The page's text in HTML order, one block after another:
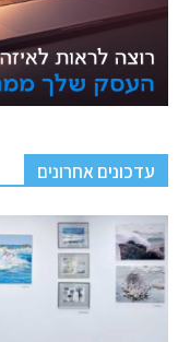
עדכונים אחרונים